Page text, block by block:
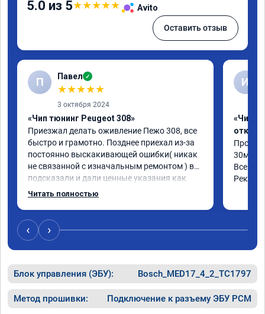
5.0 из 5★★★★★ Avito
Оставить отзыв
П Павел ✓
★★★★★
3 октября 2024
«Чип тюнинг Peugeot 308»
Приезжал делать оживление Пежо 308, все
быстро и грамотно. Позднее приехал из-за
постоянно выскакивающей ошибки( никак
не связанной с изначальным ремонтом ) все
подсказали и дали ценные указания как
поступить. Категорически рекомендую
Читать полностью
И
«Чип
Прошил
30мин.
Все
‹ ›
Блок управления (ЭБУ): Bosch_MED17_4_2_TC1797
Метод прошивки: Подключение к разъему ЭБУ PCM